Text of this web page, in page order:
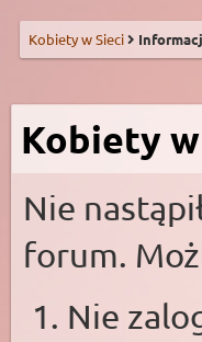
Kobiety w Sieci
Kobiety
Nie
forum.
Nie